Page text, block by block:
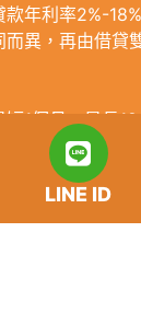
款年利率2%-
而異，再由借貸
短1個月，最長
急需現金10萬
方簽定於36個
，每月利息1000
LINE ID